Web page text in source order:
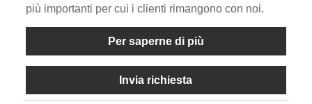
più importanti per cui i clienti rimangono con noi.
Per saperne di più
Invia richiesta